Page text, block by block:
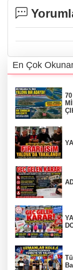
En Çok